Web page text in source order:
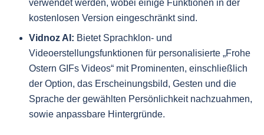
verwendet werden, wobei einige Funktionen in der
kostenlosen Version eingeschränkt sind.
Vidnoz AI: Bietet Sprachklon- und
Videoerstellungsfunktionen für personalisierte „Frohe
Ostern GIFs Videos“ mit Prominenten, einschließlich
der Option, das Erscheinungsbild, Gesten und die
Sprache der gewählten Persönlichkeit nachzuahmen,
sowie anpassbare Hintergründe.